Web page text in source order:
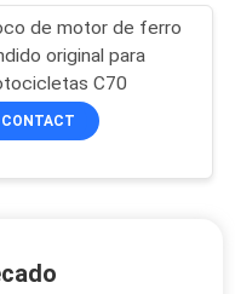
de motor de ferro
original para
C70
CONTACT